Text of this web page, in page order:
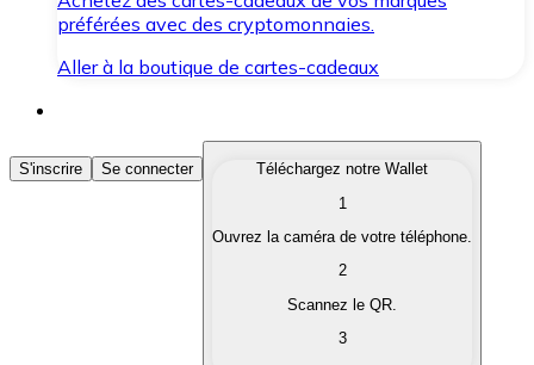
préférées avec des cryptomonnaies.
Aller à la boutique de cartes-cadeaux
Acheter des Cryptomonnaies
Achetez les cryptomonnaies qui vous intéressent
Convertissez vos cryptomonnaies en monnaie
S'inscrire Se connecter
Téléchargez notre Wallet
1
Ouvrez la caméra de votre téléphone.
2
Scannez le QR.
3